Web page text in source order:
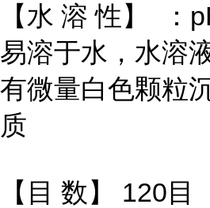
【水 溶 性】 ：
易溶于水，水溶
有微量白色颗粒
质
【目 数】 120目